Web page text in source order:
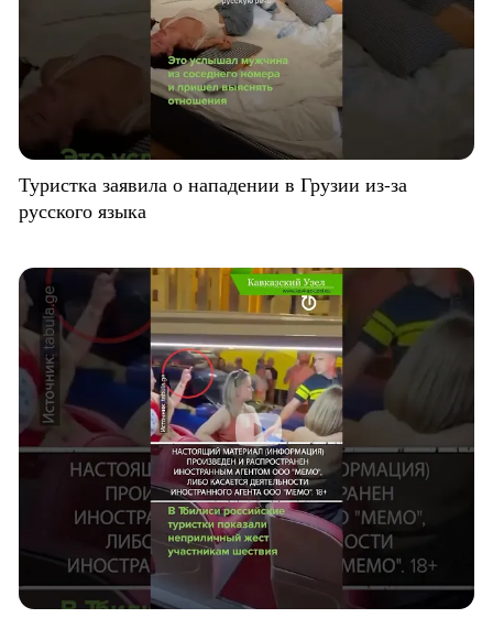
Туристка заявила о нападении в Грузии из-за
русского языка